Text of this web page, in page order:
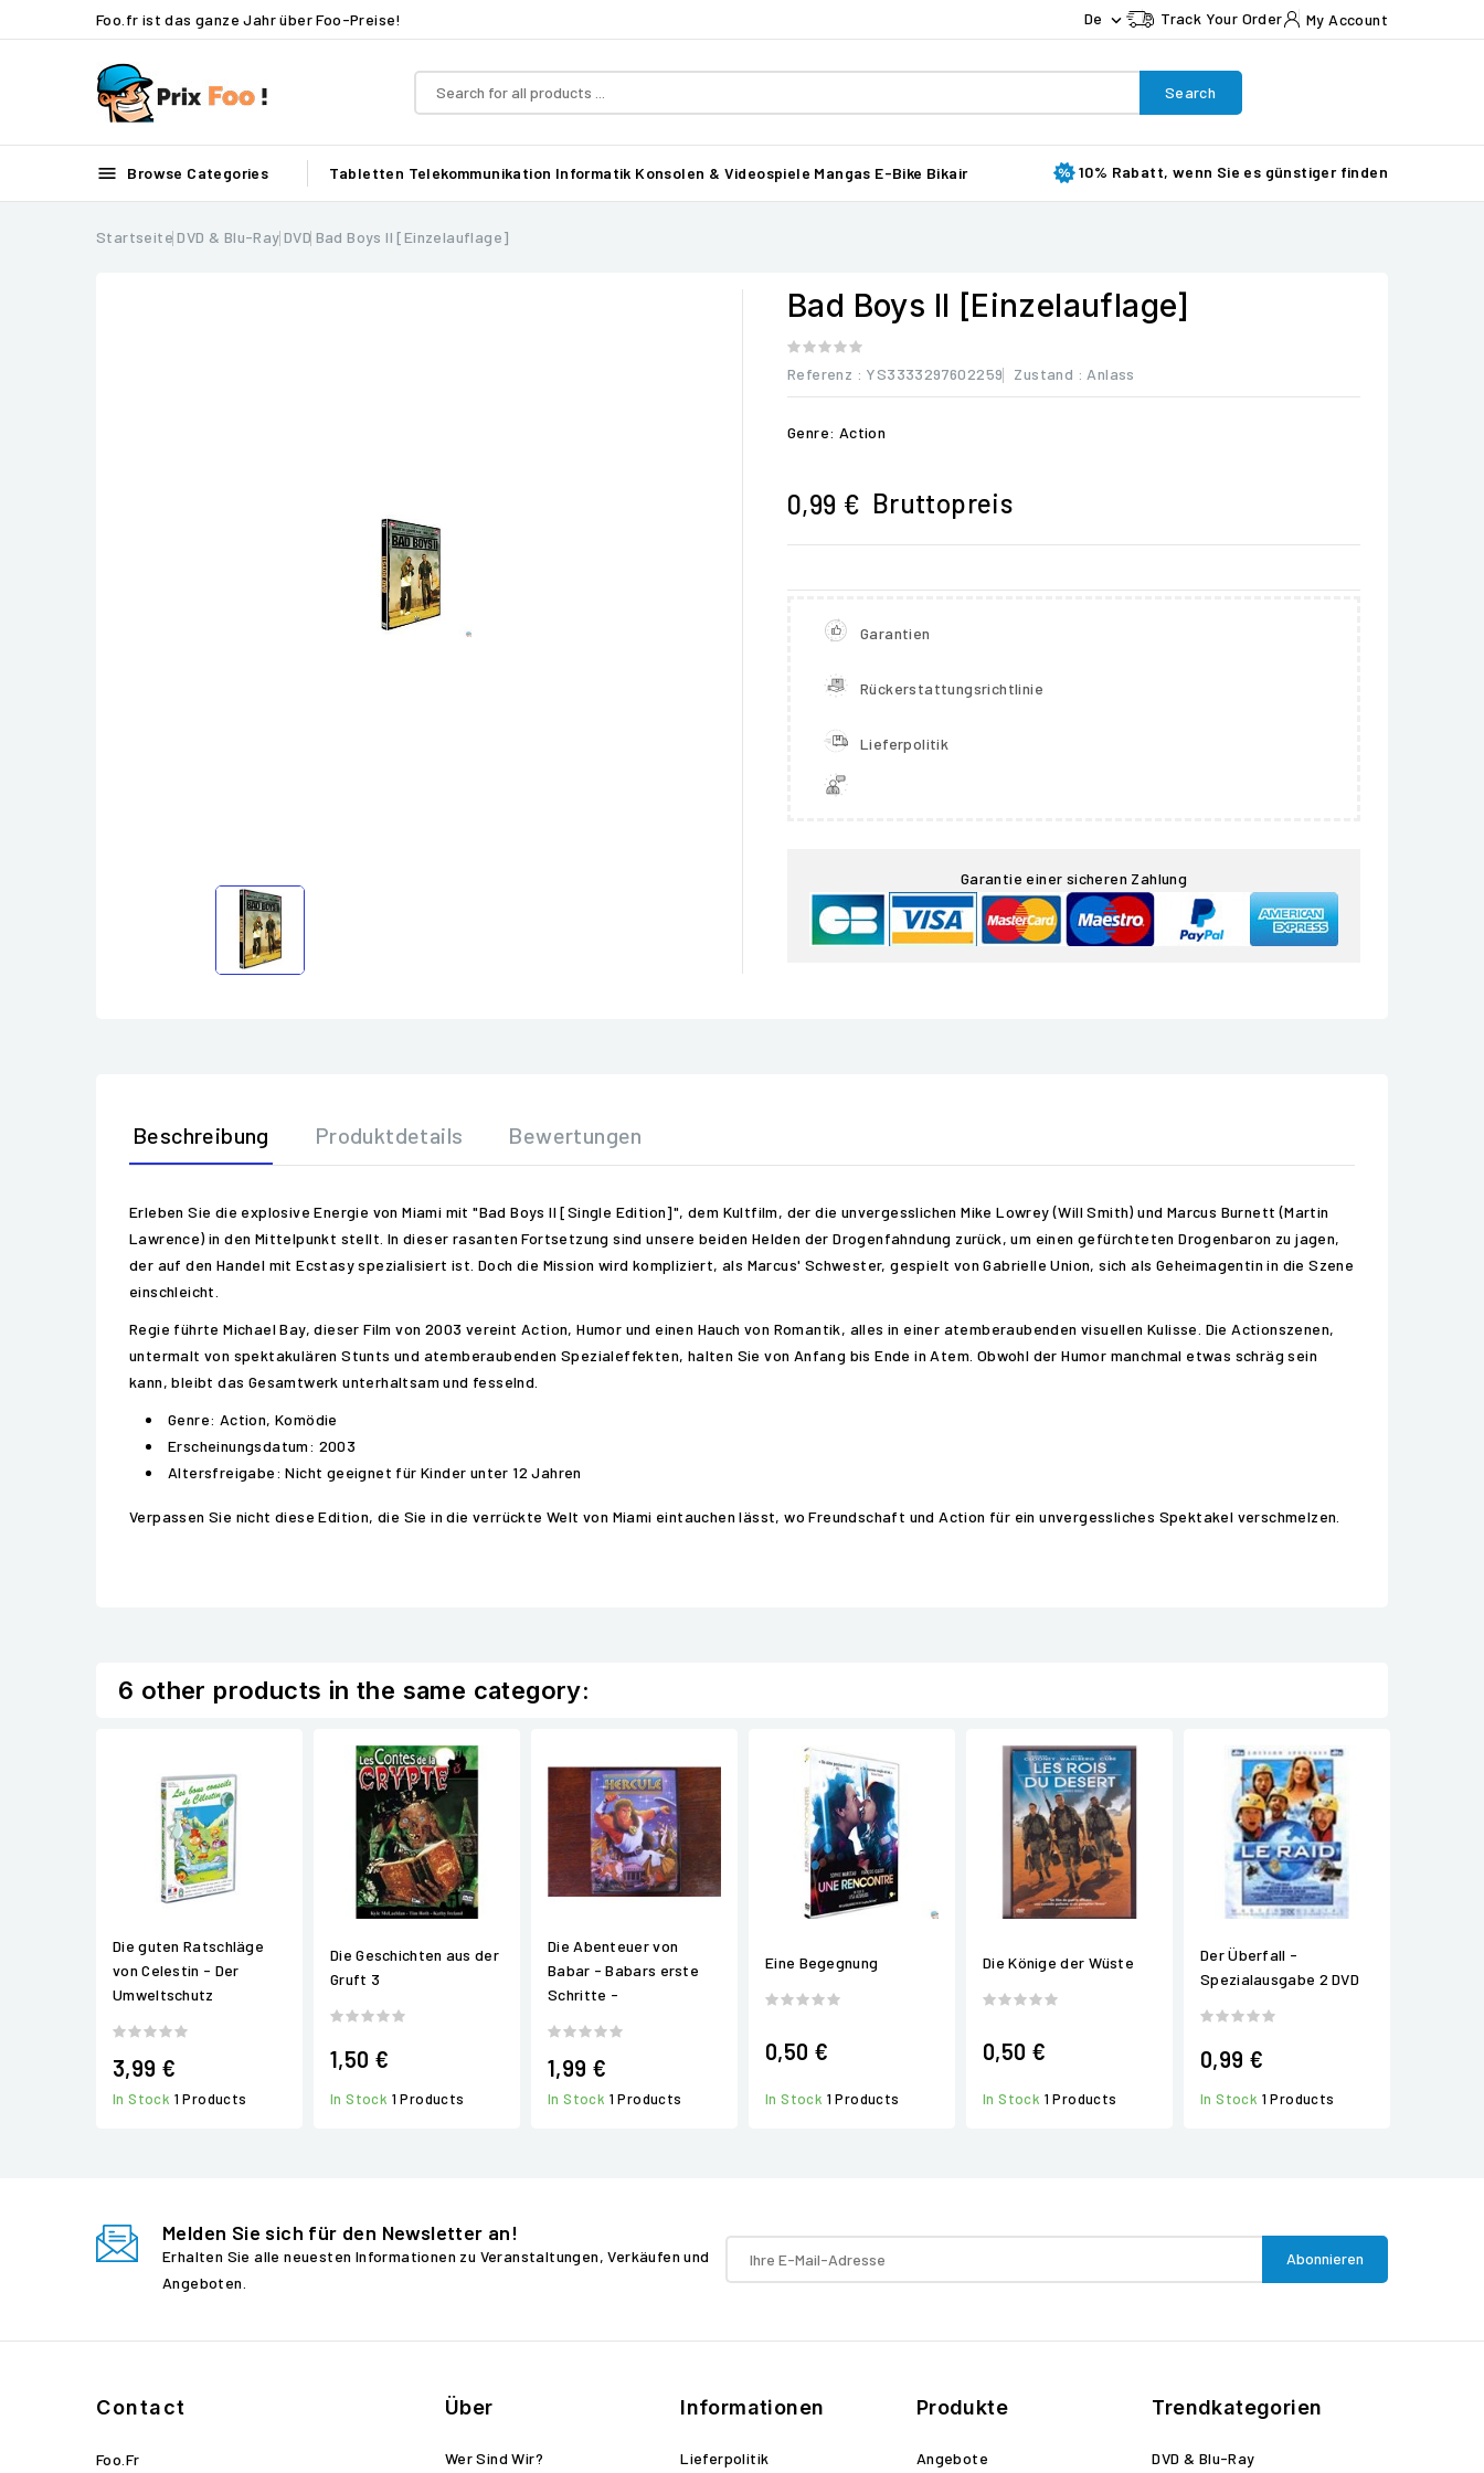
Foo.fr ist das ganze Jahr über Foo-Preise! De  Track Your Order My Account
Search
 Browse Categories Tabletten Telekommunikation Informatik Konsolen & Videospiele Mangas E-Bike Bikair 10% Rabatt, wenn Sie es günstiger finden
Startseite DVD & Blu-Ray DVD Bad Boys II [Einzelauflage]
Bad Boys II [Einzelauflage]
Referenz : YS3333297602259 Zustand : Anlass
Genre: Action
0,99 € Bruttopreis
Garantien
Rückerstattungsrichtlinie
Lieferpolitik
Garantie einer sicheren Zahlung
Beschreibung Produktdetails Bewertungen
Erleben Sie die explosive Energie von Miami mit "Bad Boys II [Single Edition]", dem Kultfilm, der die unvergesslichen Mike Lowrey (Will Smith) und Marcus Burnett (Martin
Lawrence) in den Mittelpunkt stellt. In dieser rasanten Fortsetzung sind unsere beiden Helden der Drogenfahndung zurück, um einen gefürchteten Drogenbaron zu jagen,
der auf den Handel mit Ecstasy spezialisiert ist. Doch die Mission wird kompliziert, als Marcus' Schwester, gespielt von Gabrielle Union, sich als Geheimagentin in die Szene
einschleicht.
Regie führte Michael Bay, dieser Film von 2003 vereint Action, Humor und einen Hauch von Romantik, alles in einer atemberaubenden visuellen Kulisse. Die Actionszenen,
untermalt von spektakulären Stunts und atemberaubenden Spezialeffekten, halten Sie von Anfang bis Ende in Atem. Obwohl der Humor manchmal etwas schräg sein
kann, bleibt das Gesamtwerk unterhaltsam und fesselnd.
Genre: Action, Komödie
Erscheinungsdatum: 2003
Altersfreigabe: Nicht geeignet für Kinder unter 12 Jahren
Verpassen Sie nicht diese Edition, die Sie in die verrückte Welt von Miami eintauchen lässt, wo Freundschaft und Action für ein unvergessliches Spektakel verschmelzen.
6 other products in the same category:
Die guten Ratschläge
von Celestin - Der
Umweltschutz
3,99 €
In Stock 1 Products
Die Geschichten aus der
Gruft 3
1,50 €
In Stock 1 Products
Die Abenteuer von
Babar - Babars erste
Schritte -
1,99 €
In Stock 1 Products
Eine Begegnung
0,50 €
In Stock 1 Products
Die Könige der Wüste
0,50 €
In Stock 1 Products
Der Überfall -
Spezialausgabe 2 DVD
0,99 €
In Stock 1 Products
Melden Sie sich für den Newsletter an!
Erhalten Sie alle neuesten Informationen zu Veranstaltungen, Verkäufen und
Angeboten.
Contact
Foo.fr
Über
Wer Sind Wir?
Informationen
Lieferpolitik
Produkte
Angebote
Trendkategorien
DVD & Blu-Ray